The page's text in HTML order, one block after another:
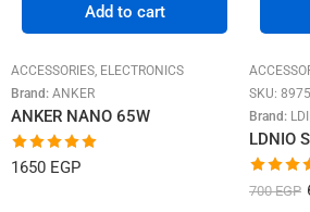
Add to cart
ACCESSORIES, ELECTRONICS
Brand: ANKER
ANKER NANO 65W
Rated5.00
out of 5
1650 EGP
SKU:
Brand:
Rated
out of 5
700EGP